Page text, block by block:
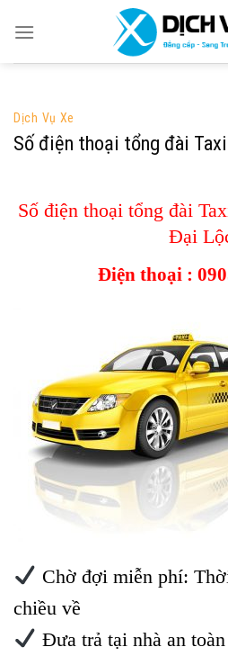
Dịch Vụ Xe
Số điện thoại tổng đài
Số điện thoại tổng đài
Đại
Điện thoại :
Chờ đợi miễn phí:
chiều về
Đưa trả tại nhà an